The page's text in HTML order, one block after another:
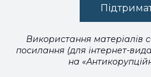
Використання матеріалів
посилання (для інтернет-
на